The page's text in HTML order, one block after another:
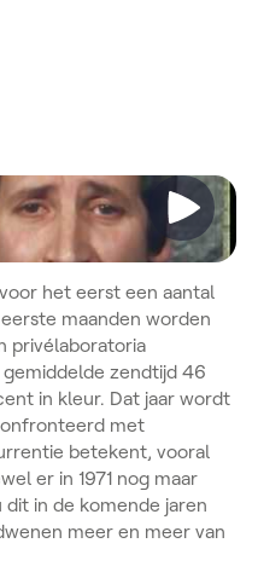
voor het eerst een aantal
maanden worden
privélaboratoria
gemiddelde zendtijd 46
in kleur. Dat jaar wordt
met
betekent, vooral
er in 1971 nog maar
dit in de komende jaren
meer en meer van